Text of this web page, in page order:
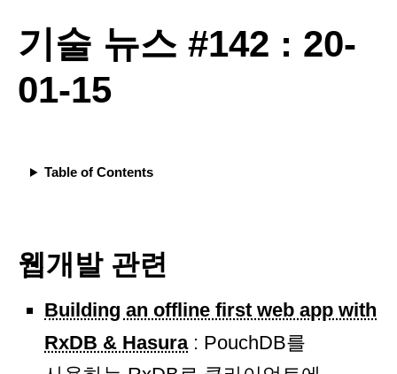
기술 뉴스 #142 : 20-
01-15
Table of Contents
웹개발 관련
Building an offline first web app with
RxDB & Hasura: PouchDB를